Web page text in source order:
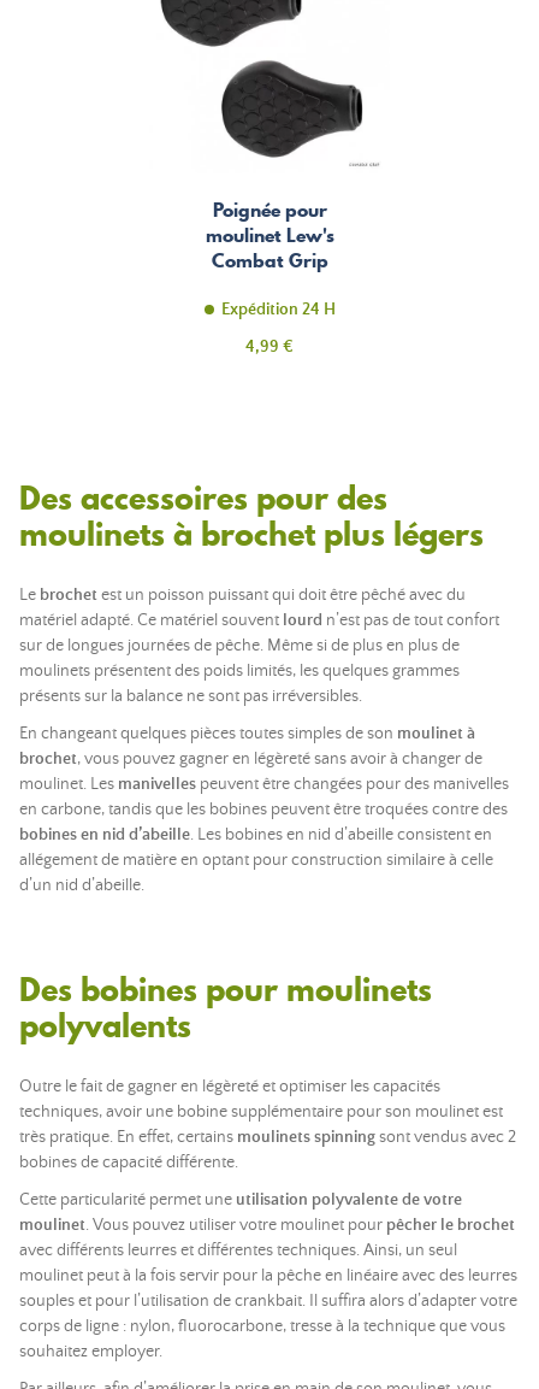
Poignée pour
moulinet Lew's
Combat Grip
Expédition 24 H
Prix
4,99 €
Des accessoires pour des
moulinets à brochet plus légers
Le brochetest un poisson puissant qui doit être pêché avec du
matériel adapté. Ce matériel souvent lourd n’est pas de tout confort
sur de longues journées de pêche. Même si de plus en plus de
moulinets présentent des poids limités, les quelques grammes
présents sur la balance ne sont pas irréversibles.
En changeant quelques pièces toutes simples de son moulinet à
brochet, vous pouvez gagner en légèreté sans avoir à changer de
moulinet. Les manivelles peuvent être changées pour des manivelles
en carbone, tandis que les bobines peuvent être troquées contre des
bobines en nid d’abeille. Les bobines en nid d’abeille consistent en
allégement de matière en optant pour construction similaire à celle
d’un nid d’abeille.
Des bobines pour moulinets
polyvalents
Outre le fait de gagner en légèreté et optimiser les capacités
techniques, avoir une bobine supplémentaire pour son moulinet est
très pratique. En effet, certains moulinets spinningsont vendus avec 2
bobines de capacité différente.
Cette particularité permet une utilisation polyvalente de votre
moulinet. Vous pouvez utiliser votre moulinet pour pêcher le brochet
avec différents leurres et différentes techniques. Ainsi, un seul
moulinet peut à la fois servir pour la pêche en linéaire avec des leurres
souples et pour l’utilisation de crankbait. Il suffira alors d’adapter votre
corps de ligne : nylon, fluorocarbone, tresse à la technique que vous
souhaitez employer.